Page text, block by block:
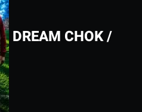
DREAM CHOK /